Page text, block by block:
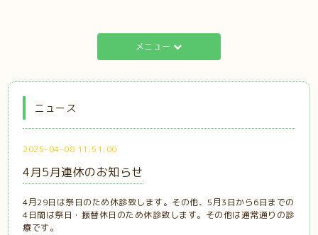
メニュー
ニュース
2025-04-08 11:51:00
4月5月連休のお知らせ
4月29日は祭日のため休診致します。その他、5月3日から6日までの
4日間は祭日・振替休日のため休診致します。その他は通常通りの診
療です。